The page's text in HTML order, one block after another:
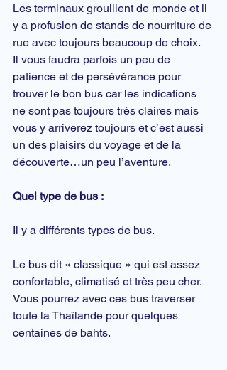
Les terminaux grouillent de monde et il
y a profusion de stands de nourriture de
rue avec toujours beaucoup de choix.
Il vous faudra parfois un peu de
patience et de persévérance pour
trouver le bon bus car les indications
ne sont pas toujours très claires mais
vous y arriverez toujours et c’est aussi
un des plaisirs du voyage et de la
découverte…un peu l’aventure.
Quel type de bus :
Il y a différents types de bus.
Le bus dit « classique » qui est assez
confortable, climatisé et très peu cher.
Vous pourrez avec ces bus traverser
toute la Thaïlande pour quelques
centaines de bahts.